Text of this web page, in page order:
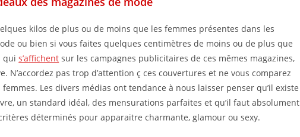
kilos de plus ou de moins que les femmes présentes dans les
ou bien si vous faites quelques centimètres de moins ou de plus que
quis’affichent sur les campagnes publicitaires de ces mêmes magazines,
N’accordez pas trop d’attention ç ces couvertures et ne vous comparez
femmes. Les divers médias ont tendance à nous laisser penser qu’il existe
un standard idéal, des mensurations parfaites et qu’il faut absolument
déterminés pour apparaitre charmante, glamour ou sexy.